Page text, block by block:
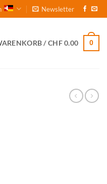
Newsletter
/CHF0.00 0